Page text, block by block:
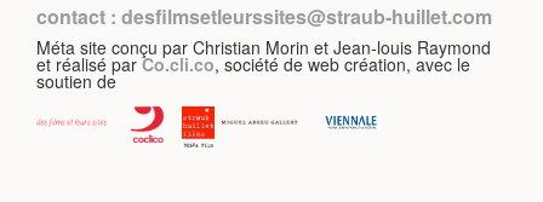
contact : desfilmsetleurssites@straub-huillet.com
Méta site conçu par Christian Morin et Jean-louis Raymond
et réalisé par Co.cli.co, société de web création, avec le
soutien de